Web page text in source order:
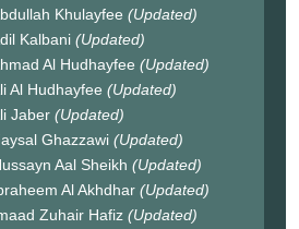
Khulayfee (Updated)
Kalbani (Updated)
Al Hudhayfee (Updated)
Al Hudhayfee (Updated)
Jaber (Updated)
Ghazzawi (Updated)
Aal Sheikh (Updated)
Al Akhdhar (Updated)
Zuhair Hafiz (Updated)